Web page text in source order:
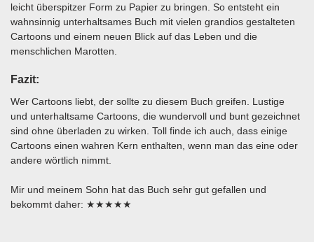
leicht überspitzer Form zu Papier zu bringen. So entsteht ein
wahnsinnig unterhaltsames Buch mit vielen grandios gestalteten
Cartoons und einem neuen Blick auf das Leben und die
menschlichen Marotten.
Fazit:
Wer Cartoons liebt, der sollte zu diesem Buch greifen. Lustige
und unterhaltsame Cartoons, die wundervoll und bunt gezeichnet
sind ohne überladen zu wirken. Toll finde ich auch, dass einige
Cartoons einen wahren Kern enthalten, wenn man das eine oder
andere wörtlich nimmt.
Mir und meinem Sohn hat das Buch sehr gut gefallen und
bekommt daher: ★★★★★